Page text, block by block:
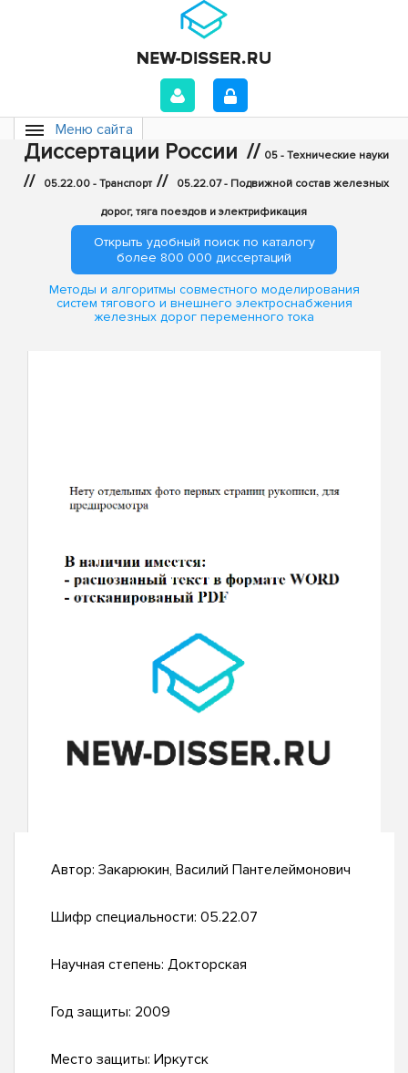
Меню сайта
Диссертации России // 05 - Технические науки
// 05.22.00 - Транспорт // 05.22.07 - Подвижной состав железных
дорог, тяга поездов и электрификация
Открыть удобный поиск по каталогу
более 800 000 диссертаций
Методы и алгоритмы совместного моделирования
систем тягового и внешнего электроснабжения
железных дорог переменного тока
Автор: Закарюкин, Василий Пантелеймонович
Шифр специальности: 05.22.07
Научная степень: Докторская
Год защиты: 2009
Место защиты: Иркутск